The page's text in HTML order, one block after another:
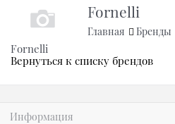
Fornelli
Главная Бренды
Fornelli
Вернуться к списку брендов
Информация